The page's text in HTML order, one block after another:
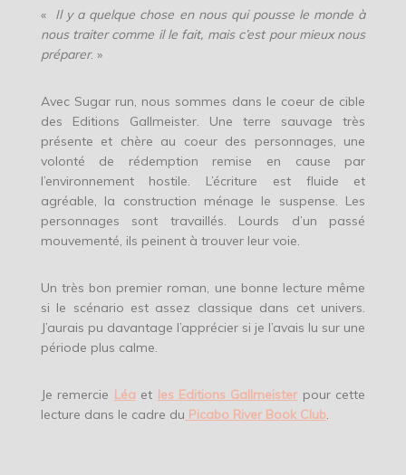
« Il y a quelque chose en nous qui pousse le monde à
nous traiter comme il le fait, mais c’est pour mieux nous
préparer. »
Avec Sugar run, nous sommes dans le coeur de cible
des Editions Gallmeister. Une terre sauvage très
présente et chère au coeur des personnages, une
volonté de rédemption remise en cause par
l’environnement hostile. L’écriture est fluide et
agréable, la construction ménage le suspense. Les
personnages sont travaillés. Lourds d’un passé
mouvementé, ils peinent à trouver leur voie.
Un très bon premier roman, une bonne lecture même
si le scénario est assez classique dans cet univers.
J’aurais pu davantage l’apprécier si je l’avais lu sur une
période plus calme.
Je remercie Léaet les Editions Gallmeister pour cette
lecture dans le cadre du Picabo River Book Club.